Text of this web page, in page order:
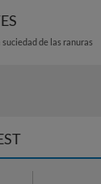
de las ranuras